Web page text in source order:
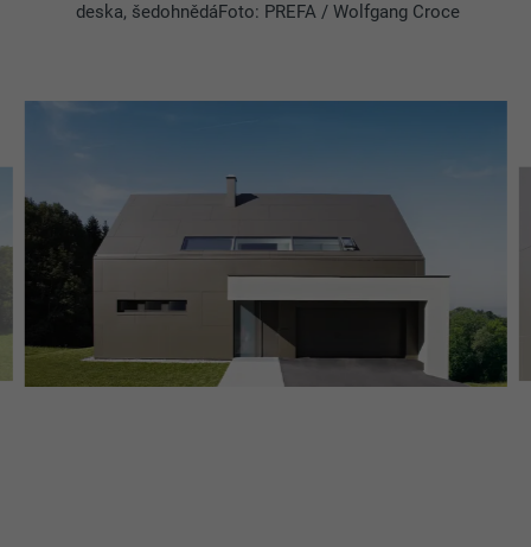
deska, šedohnědáFoto: PREFA / Wolfgang Croce